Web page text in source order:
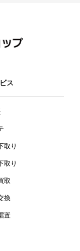
ス
取り
取り
取
換
置